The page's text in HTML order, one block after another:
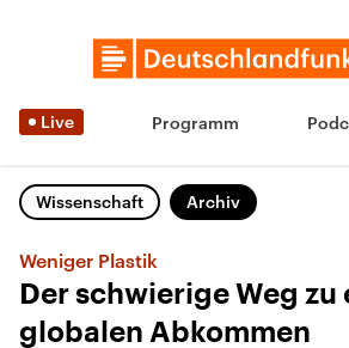
Live Programm
Wissenschaft Archiv
Weniger Plastik
Der schwierige Weg zu
globalen Abkommen